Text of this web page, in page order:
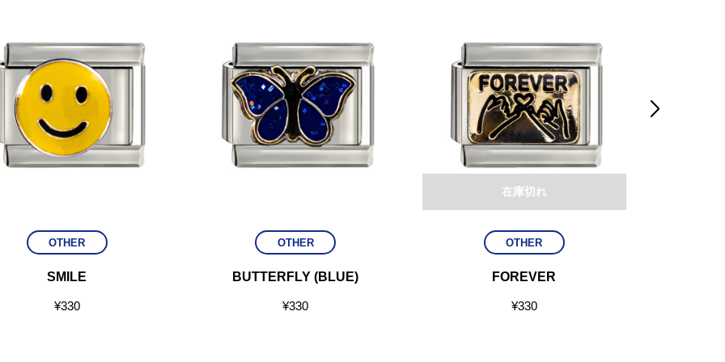
OTHER
SMILE
¥330
OTHER
BUTTERFLY (BLUE)
¥330
OTHER
FOREVER
¥330
在庫切れ
